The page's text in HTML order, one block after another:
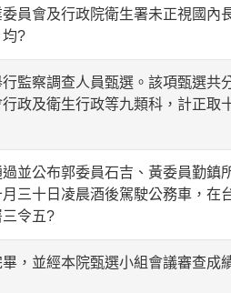
員會及行政院衛生署未正視國內
均?
察調查人員甄選。該項甄選共
政及衛生行政等九類科，計正取
公布郭委員石吉、黃委員勤鎮
三十日凌晨酒後駕駛公務車，在
令五?
並經本院甄選小組會議審查成